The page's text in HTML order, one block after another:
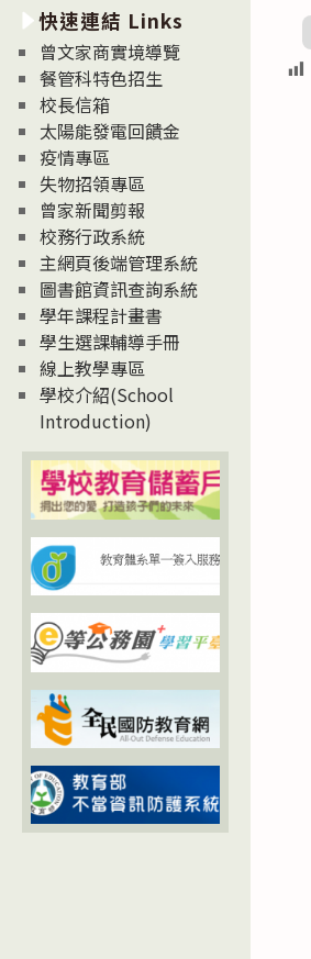
消
息
News
快速連結 Links
曾文家商實境導覽
餐管科特色招生
校長信箱
太陽能發電回饋金
疫情專區
失物招領專區
曾家新聞剪報
校務行政系統
主網頁後端管理系統
圖書館資訊查詢系統
學年課程計畫書
學生選課輔導手冊
線上教學專區
學校介紹(School
Introduction)